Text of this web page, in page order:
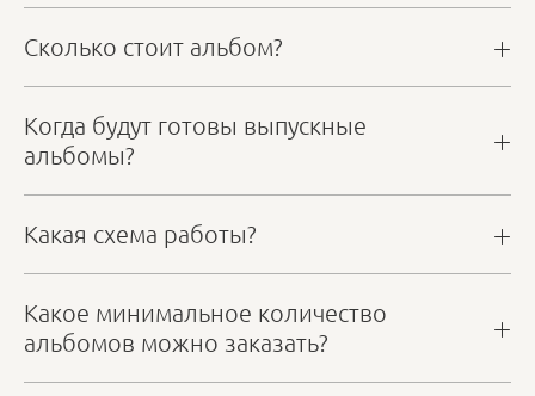
Сколько стоит альбом?
Когда будут готовы выпускные
альбомы?
Какая схема работы?
Какое минимальное количество
альбомов можно заказать?